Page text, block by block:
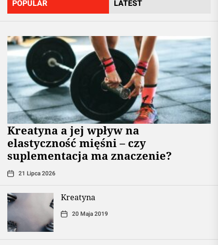
jej
POPULAR LATEST
Kreatyna a jej wpływ na
elastyczność mięśni – czy
suplementacja ma znaczenie?
21 Lipca 2026
Kreatyna
20 Maja 2019